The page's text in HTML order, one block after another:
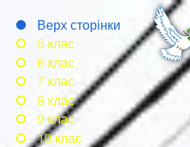
Верх сторінки
5 клас
6 клас
7 клас
8 клас
9 клас
10 клас